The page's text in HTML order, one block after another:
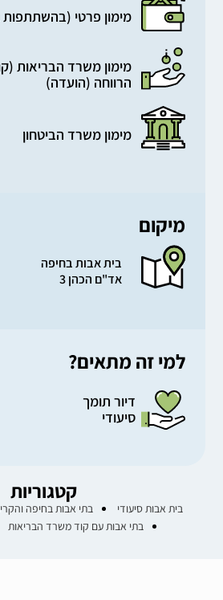
מימון פרטי (בהשתתפות
מימון משרד הבריאות
הרווחה (הועדה)
מימון משרד הביטחון
מיקום
בית אבות בחיפה
אד"ם הכהן 3
למי זה מתאים?
דיור תומך
סיעודי
קטגוריות
בית אבות סיעודי בתי אבות בחיפה
בתי אבות עם קוד משרד הבריאות